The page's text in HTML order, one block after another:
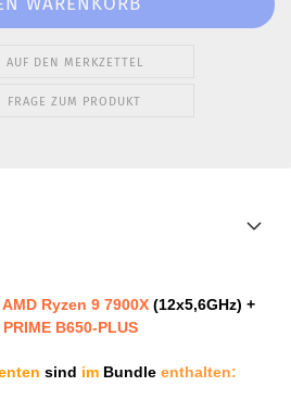
AUF DEN MERKZETTEL
FRAGE ZUM PRODUKT
AMD Ryzen 9 7900X (12x5,6GHz) +
PRIME B650-PLUS
sind im Bundle enthalten: